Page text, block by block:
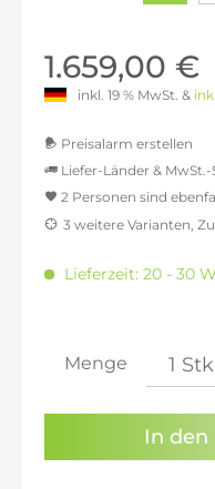
1.659,00 €
inkl. 19 % MwSt. &
Preisalarm erstellen
Sie haben die
Kenntnis
Liefer-Länder & MwSt.-
inkl. 16% MwSt.:
inkl. 21% MwSt.:
2 Personen sind
3 weitere Varianten,
Lieferzeit: 20 - 30
Menge
In den